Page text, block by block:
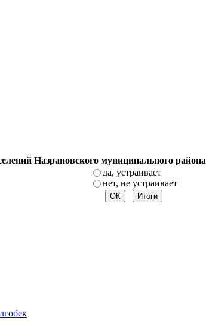
Назрановского муниципального района
да, устраивает
нет, не устраивает